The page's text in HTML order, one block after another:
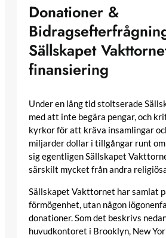
Donationer &
Sällskapet
finansiering
Under en lång tid stoltserade
med att inte begära pengar, och
kyrkor för att kräva insamlingar
miljarder dollar i tillgångar runt
sig egentligen Sällskapet
särskilt mycket från andra
Sällskapet Vakttornet har samlat
förmögenhet, utan någon
donationer. Som det beskrivs
huvudkontoret i Brooklyn, New